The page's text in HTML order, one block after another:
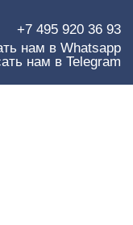
+7 495 920 36 93